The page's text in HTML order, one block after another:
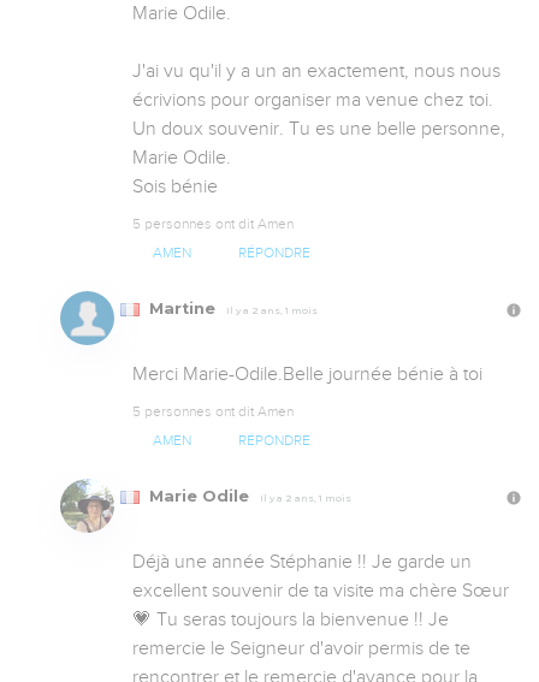
Marie Odile.
J'ai vu qu'il y a un an exactement, nous nous
écrivions pour organiser ma venue chez toi.
Un doux souvenir. Tu es une belle personne,
Marie Odile.
Sois bénie
5 personnes ont dit Amen
AMEN RÉPONDRE
Martine Il y a 2 ans, 1 mois
Merci Marie-Odile.Belle journée bénie à toi
5 personnes ont dit Amen
AMEN RÉPONDRE
Marie Odile Il y a 2 ans, 1 mois
Déjà une année Stéphanie !! Je garde un
excellent souvenir de ta visite ma chère Sœur
💗 Tu seras toujours la bienvenue !! Je
remercie le Seigneur d'avoir permis de te
rencontrer et le remercie d'avance pour la